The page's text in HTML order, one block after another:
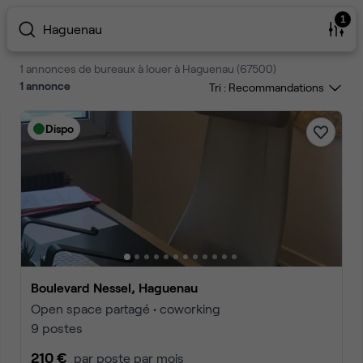
Haguenau
1
1 annonces de bureaux à louer à Haguenau (67500)
1annonce Tri :
Dispo
Boulevard Nessel, Haguenau
Open space partagé • coworking
9 postes
210 € par poste par mois